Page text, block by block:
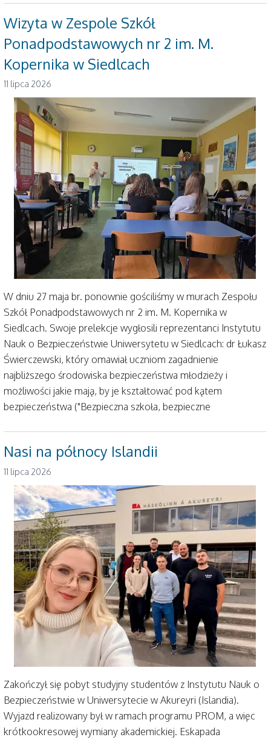
Wizyta w Zespole Szkół
Ponadpodstawowych nr 2 im. M.
Kopernika w Siedlcach
11 lipca 2026
W dniu 27 maja br. ponownie gościliśmy w murach Zespołu
Szkół Ponadpodstawowych nr 2 im. M. Kopernika w
Siedlcach. Swoje prelekcje wygłosili reprezentanci Instytutu
Nauk o Bezpieczeństwie Uniwersytetu w Siedlcach: dr Łukasz
Świerczewski, który omawiał uczniom zagadnienie
najbliższego środowiska bezpieczeństwa młodzieży i
możliwości jakie mają, by je kształtować pod kątem
bezpieczeństwa ("Bezpieczna szkoła, bezpieczne
Nasi na północy Islandii
11 lipca 2026
Zakończył się pobyt studyjny studentów z Instytutu Nauk o
Bezpieczeństwie w Uniwersytecie w Akureyri (Islandia).
Wyjazd realizowany był w ramach programu PROM, a więc
krótkookresowej wymiany akademickiej. Eskapada